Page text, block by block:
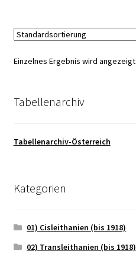
Einzelnes Ergebnis wird angezeigt
Tabellenarchiv
Tabellenarchiv-Österreich
Kategorien
01) Cisleithanien (bis 1918)
02) Transleithanien (bis 1918)